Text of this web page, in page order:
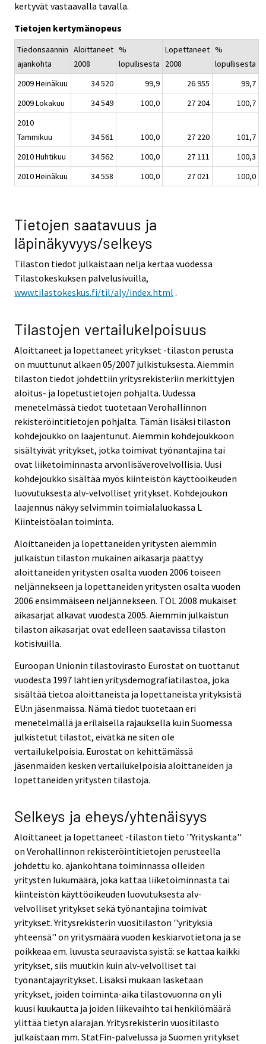
kertyvät vastaavalla tavalla.
Tietojen kertymänopeus
Tiedonsaannin
ajankohta
Aloittaneet
2008
%
lopullisesta
Lopettaneet
2008
%
lopullisesta
2009 Heinäkuu
34 520 99,9 26 955
99,7
2009 Lokakuu
34 549 100,0 27 204
100,7
2010
Tammikuu
34 561 100,0 27 220
101,7
2010 Huhtikuu
34 562 100,0 27 111
100,3
2010 Heinäkuu
34 558 100,0 27 021 100,0
Tietojen saatavuus ja
läpinäkyvyys/selkeys
Tilaston tiedot julkaistaan neljä kertaa vuodessa
Tilastokeskuksen palvelusivuilla,
www.tilastokeskus.fi/til/aly/index.html .
Tilastojen vertailukelpoisuus
Aloittaneet ja lopettaneet yritykset -tilaston perusta
on muuttunut alkaen 05/2007 julkistuksesta. Aiemmin
tilaston tiedot johdettiin yritysrekisteriin merkittyjen
aloitus- ja lopetustietojen pohjalta. Uudessa
menetelmässä tiedot tuotetaan Verohallinnon
rekisteröintitietojen pohjalta. Tämän lisäksi tilaston
kohdejoukko on laajentunut. Aiemmin kohdejoukkoon
sisältyivät yritykset, jotka toimivat työnantajina tai
ovat liiketoiminnasta arvonlisäverovelvollisia. Uusi
kohdejoukko sisältää myös kiinteistön käyttöoikeuden
luovutuksesta alv-velvolliset yritykset. Kohdejoukon
laajennus näkyy selvimmin toimialaluokassa L
Kiinteistöalan toiminta.
Aloittaneiden ja lopettaneiden yritysten aiemmin
julkaistun tilaston mukainen aikasarja päättyy
aloittaneiden yritysten osalta vuoden 2006 toiseen
neljännekseen ja lopettaneiden yritysten osalta vuoden
2006 ensimmäiseen neljännekseen. TOL 2008 mukaiset
aikasarjat alkavat vuodesta 2005. Aiemmin julkaistun
tilaston aikasarjat ovat edelleen saatavissa tilaston
kotisivuilla.
Euroopan Unionin tilastovirasto Eurostat on tuottanut
vuodesta 1997 lähtien yritysdemografiatilastoa, joka
sisältää tietoa aloittaneista ja lopettaneista yrityksistä
EU:n jäsenmaissa. Nämä tiedot tuotetaan eri
menetelmällä ja erilaisella rajauksella kuin Suomessa
julkistetut tilastot, eivätkä ne siten ole
vertailukelpoisia. Eurostat on kehittämässä
jäsenmaiden kesken vertailukelpoisia aloittaneiden ja
lopettaneiden yritysten tilastoja.
Selkeys ja eheys/yhtenäisyys
Aloittaneet ja lopettaneet -tilaston tieto ''Yrityskanta''
on Verohallinnon rekisteröintitietojen perusteella
johdettu ko. ajankohtana toiminnassa olleiden
yritysten lukumäärä, joka kattaa liiketoiminnasta tai
kiinteistön käyttöoikeuden luovutuksesta alv-
velvolliset yritykset sekä työnantajina toimivat
yritykset. Yritysrekisterin vuositilaston ''yrityksiä
yhteensä'' on yritysmäärä vuoden keskiarvotietona ja se
poikkeaa em. luvusta seuraavista syistä: se kattaa kaikki
yritykset, siis muutkin kuin alv-velvolliset tai
työnantajayritykset. Lisäksi mukaan lasketaan
yritykset, joiden toiminta-aika tilastovuonna on yli
kuusi kuukautta ja joiden liikevaihto tai henkilömäärä
ylittää tietyn alarajan. Yritysrekisterin vuositilasto
julkaistaan mm. StatFin-palvelussa ja Suomen yritykset